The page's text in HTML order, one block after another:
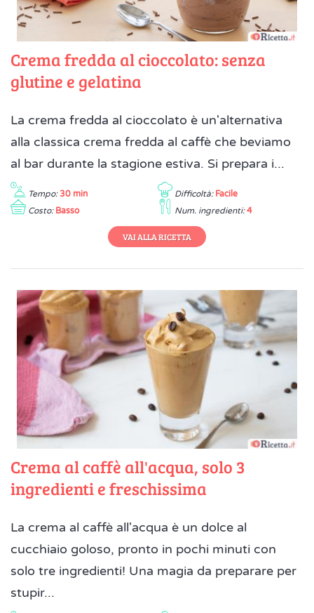
Crema fredda al cioccolato: senza
glutine e gelatina
La crema fredda al cioccolato è un'alternativa
alla classica crema fredda al caffè che beviamo
al bar durante la stagione estiva. Si prepara i...
Tempo: 30 min Difficoltà: Facile
Costo: Basso Num. ingredienti: 4
VAI ALLA RICETTA
Crema al caffè all'acqua, solo 3
ingredienti e freschissima
La crema al caffè all'acqua è un dolce al
cucchiaio goloso, pronto in pochi minuti con
solo tre ingredienti! Una magia da preparare per
stupir...